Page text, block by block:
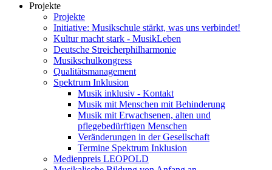
Projekte
Projekte
Initiative: Musikschule stärkt, was uns verbindet!
Kultur macht stark - MusikLeben
Deutsche Streicherphilharmonie
Musikschulkongress
Qualitätsmanagement
Spektrum Inklusion
Musik inklusiv - Kontakt
Musik mit Menschen mit Behinderung
Musik mit Erwachsenen, alten und
pflegebedürftigen Menschen
Veränderungen in der Gesellschaft
Termine Spektrum Inklusion
Medienpreis LEOPOLD